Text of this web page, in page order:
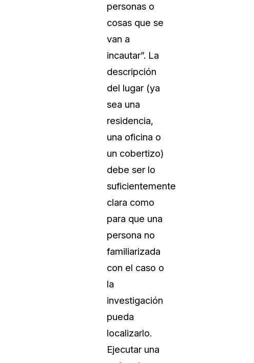
personas o
cosas que se
van a
incautar”. La
descripción
del lugar (ya
sea una
residencia,
una oficina o
un cobertizo)
debe ser lo
suficientemente
clara como
para que una
persona no
familiarizada
con el caso o
la
investigación
pueda
localizarlo.
Ejecutar una